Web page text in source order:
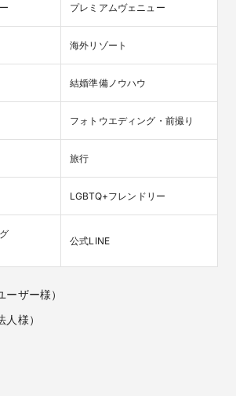
プレミアムヴェニュー
海外リゾート
結婚準備ノウハウ
フォトウエディング・前撮り
旅行
LGBTQ+フレンドリー
公式LINE
ザー様）
様）